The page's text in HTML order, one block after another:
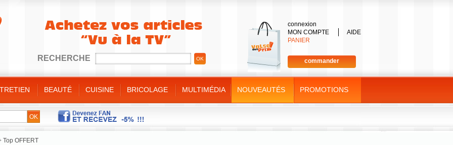
AIDE
MON COMPTE
connexion
PANIER
commander
divers
BEAUTÉ
Pieds
et bijoux
CUISINE
sauteuses
de cuisine
BRICOLAGE
Bricolage
MULTIMÉDIA NOUVEAUTÉS PROMOTIONS
RECHERCHE
Top OFFERT